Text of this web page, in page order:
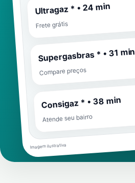
Ultragaz * • 24 min
Frete grátis
Supergasbras * • 31 min
Compare preços
Consigaz * • 38 min
Atende seu bairro
Imagem ilustrativa